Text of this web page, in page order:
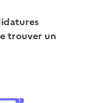
trouver un